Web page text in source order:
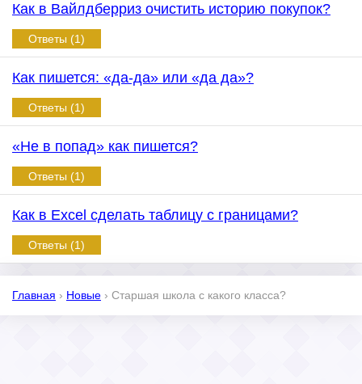
Как в Вайлдберриз очистить историю покупок?
Ответы (1)
Как пишется: «да-да» или «да да»?
Ответы (1)
«Не в попад» как пишется?
Ответы (1)
Как в Excel сделать таблицу с границами?
Ответы (1)
Главная › Новые › Старшая школа с какого класса?